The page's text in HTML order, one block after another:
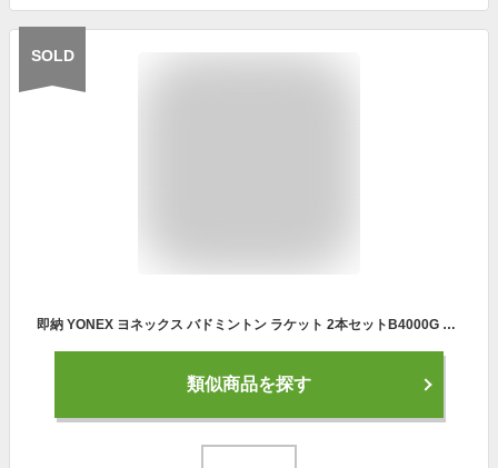
SOLD
即納 YONEX ヨネックス バドミントン ラケット 2本セットB4000G 011 320 ガット張り上げ済み カラーが選べる ラケット セット商品
類似商品を探す